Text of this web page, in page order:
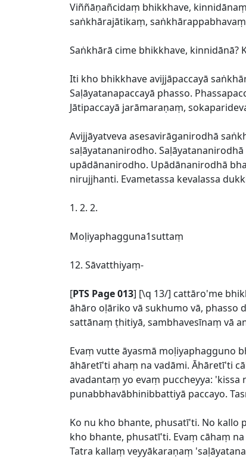
Viññāṇañcidaṃ bhikkhave,
saṅkhārajātikaṃ,
Saṅkhārā cime bhikkhave, kinnidānā?
Iti kho bhikkhave avijjāpaccayā
Saḷāyatanapaccayā phasso.
Jātipaccayā jarāmaraṇaṃ,
Avijjāyatveva asesavirāganirodhā
saḷāyatananirodho.
upādānanirodho. Upādānanirodhā
nirujjhanti. Evametassa kevalassa
1. 2. 2.
Moḷiyaphagguna1suttaṃ
12. Sāvatthiyaṃ-
[PTS Page 013] [\q 13/] cattāro'me
āhāro oḷāriko vā sukhumo vā, phasso
sattānaṃ ṭhitiyā, sambhavesīnaṃ vā
Evaṃ vutte āyasmā moḷiyaphagguno
āhāretī'ti ahaṃ na vadāmi. Āhāretī'ti
avadantaṃ yo evaṃ puccheyya:
punabbhavābhinibbattiyā paccayo.
Ko nu kho bhante, phusatī'ti. No kallo
kho bhante, phusatī'ti. Evaṃ cāhaṃ
Tatra kallaṃ veyyākaraṇaṃ